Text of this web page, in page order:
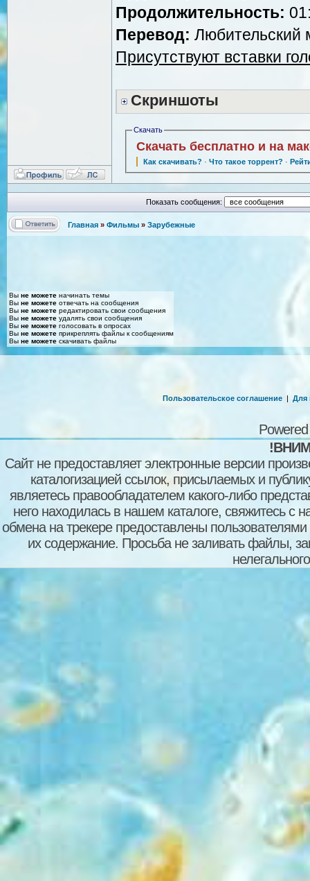
Продолжительность:
Перевод: Любительский
Присутствуют вставки
Скриншоты
Скачать
Скачать бесплатно и на
Как скачивать? · Что такое торрент? ·
Показать сообщения:
Главная » Фильмы » Зарубежные
Вы не можете начинать темы
Вы не можете отвечать на сообщения
Вы не можете редактировать свои сообщения
Вы не можете удалять свои сообщения
Вы не можете голосовать в опросах
Вы не можете прикреплять файлы к сообщениям
Вы не можете скачивать файлы
Пользовательское соглашение | Для
Сайт не предоставляет электронные версии
каталогизацией ссылок, присылаемых и
являетесь правообладателем какого-либо
него находилась в нашем каталоге, свяжитесь
обмена на трекере предоставлены пользователями
их содержание. Просьба не заливать файлы,